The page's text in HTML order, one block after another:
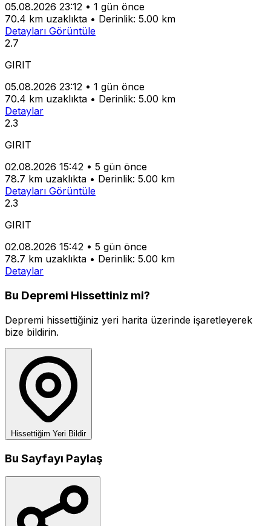
05.08.2026 23:12 • 1 gün önce
70.4 km uzaklıkta • Derinlik: 5.00 km
Detayları Görüntüle
2.7
GIRIT
05.08.2026 23:12 • 1 gün önce
70.4 km uzaklıkta • Derinlik: 5.00 km
Detaylar
2.3
GIRIT
02.08.2026 15:42 • 5 gün önce
78.7 km uzaklıkta • Derinlik: 5.00 km
Detayları Görüntüle
2.3
GIRIT
02.08.2026 15:42 • 5 gün önce
78.7 km uzaklıkta • Derinlik: 5.00 km
Detaylar
Bu Depremi Hissettiniz mi?
Depremi hissettiğiniz yeri harita üzerinde işaretleyerek
bize bildirin.
Hissettiğim Yeri Bildir
Bu Sayfayı Paylaş